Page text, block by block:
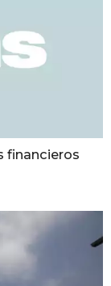
financieros